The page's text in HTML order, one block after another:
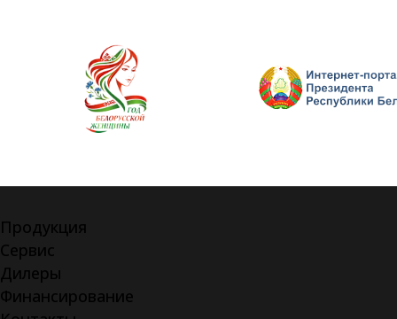
Продукция
Сервис
Дилеры
Финансирование